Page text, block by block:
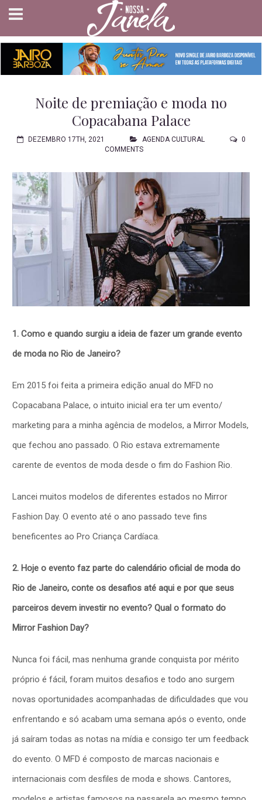
Noite de premiação e moda no
Copacabana Palace
DEZEMBRO 17TH, 2021 AGENDA CULTURAL
0
COMMENTS
1. Como e quando surgiu a ideia de fazer um grande evento
de moda no Rio de Janeiro?
Em 2015 foi feita a primeira edição anual do MFD no
Copacabana Palace, o intuito inicial era ter um evento/
marketing para a minha agência de modelos, a Mirror Models,
que fechou ano passado. O Rio estava extremamente
carente de eventos de moda desde o fim do Fashion Rio.
Lancei muitos modelos de diferentes estados no Mirror
Fashion Day. O evento até o ano passado teve fins
beneficentes ao Pro Criança Cardíaca.
2. Hoje o evento faz parte do calendário oficial de moda do
Rio de Janeiro, conte os desafios até aqui e por que seus
parceiros devem investir no evento? Qual o formato do
Mirror Fashion Day?
Nunca foi fácil, mas nenhuma grande conquista por mérito
próprio é fácil, foram muitos desafios e todo ano surgem
novas oportunidades acompanhadas de dificuldades que vou
enfrentando e só acabam uma semana após o evento, onde
já saíram todas as notas na mídia e consigo ter um feedback
do evento. O MFD é composto de marcas nacionais e
internacionais com desfiles de moda e shows. Cantores,